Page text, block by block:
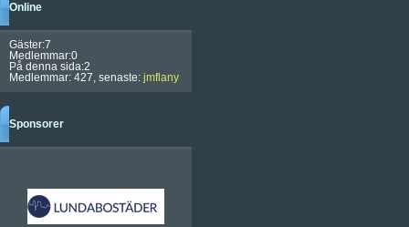
Online
Gäster:7
Medlemmar:0
På denna sida:2
Medlemmar: 427, senaste: jmflany
Sponsorer